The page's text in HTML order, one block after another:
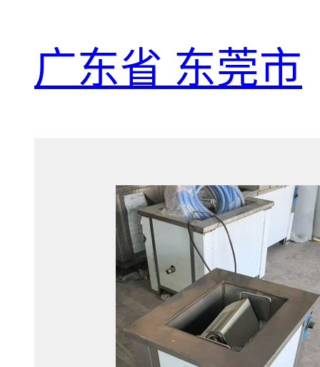
广东省 东莞市